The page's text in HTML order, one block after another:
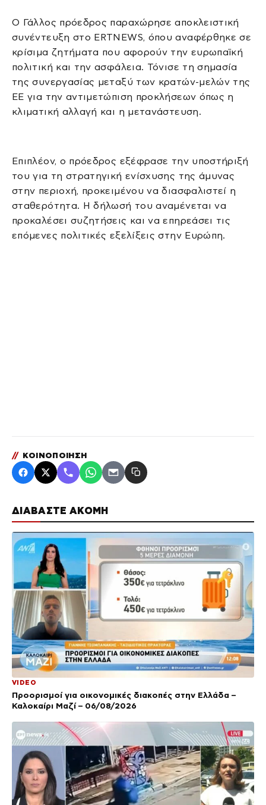
ΔΙΑΒΑΣΤΕ ΑΚΟΜΗ
VIDEO
Προορισμοί για οικονομικές διακοπές στην Ελλάδα –
Καλοκαίρι Μαζί – 06/08/2026
Ο Γάλλος πρόεδρος παραχώρησε αποκλειστική
συνέντευξη στο ERTNEWS, όπου αναφέρθηκε σε
κρίσιμα ζητήματα που αφορούν την ευρωπαϊκή
πολιτική και την ασφάλεια. Τόνισε τη σημασία
της συνεργασίας μεταξύ των κρατών-μελών της
ΕΕ για την αντιμετώπιση προκλήσεων όπως η
κλιματική αλλαγή και η μετανάστευση.
Επιπλέον, ο πρόεδρος εξέφρασε την υποστήριξή
του για τη στρατηγική ενίσχυσης της άμυνας
στην περιοχή, προκειμένου να διασφαλιστεί η
σταθερότητα. Η δήλωσή του αναμένεται να
προκαλέσει συζητήσεις και να επηρεάσει τις
επόμενες πολιτικές εξελίξεις στην Ευρώπη.
// ΚΟΙΝΟΠΟΙΗΣΗ